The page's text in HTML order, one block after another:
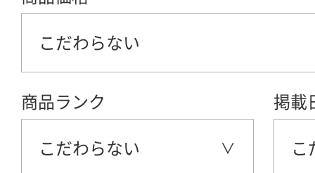
こだわらない
商品ランク
こだわらない
掲載
こ